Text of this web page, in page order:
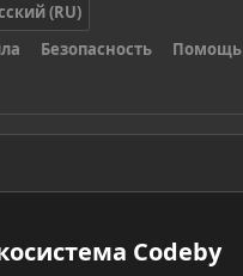
(RU)
Безопасность Помощь
Codeby